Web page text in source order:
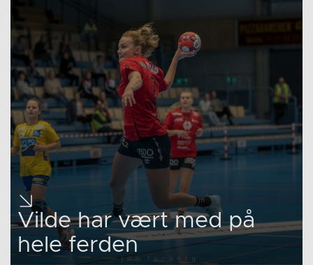
Vilde har vært med på
hele ferden